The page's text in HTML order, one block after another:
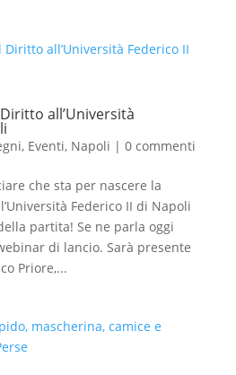
all’Università
, Eventi, Napoli | 0 commenti
che sta per nascere la
Federico II di Napoli
partita! Se ne parla oggi
di lancio. Sarà presente
Priore,...